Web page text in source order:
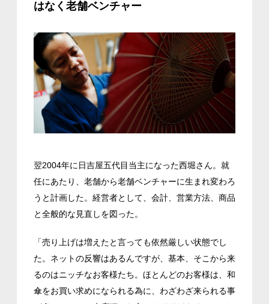
はなく老舗ベンチャー
翌2004年に日吉屋五代目当主になった西堀さん。就
任にあたり、老舗から老舗ベンチャーに生まれ変わろ
うと計画した。経営者として、会計、営業方法、商品
と全般的な見直しを図った。
「売り上げは増えたと言っても依然厳しい状態でし
た。ネットの反響はあるんですが、基本、そこから来
るのはニッチなお客様たち。ほとんどのお客様は、和
傘をお買い求めになられる為に、わざわざ来られる事